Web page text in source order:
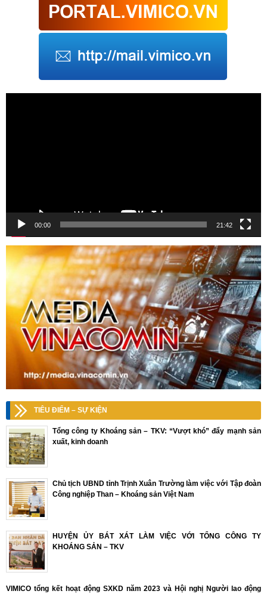
Trình
00:00 21:42
TIÊU ĐIỂM – SỰ KIỆN
Tổng công ty Khoáng sản – TKV: “Vượt khó” đẩy mạnh sản
xuất, kinh doanh
Chủ tịch UBND tỉnh Trịnh Xuân Trường làm việc với Tập đoàn
Công nghiệp Than – Khoáng sản Việt Nam
HUYỆN ỦY BÁT XÁT LÀM VIỆC VỚI TỔNG CÔNG TY
KHOÁNG SẢN – TKV
VIMICO tổng kết hoạt động SXKD năm 2023 và Hội nghị Người lao động